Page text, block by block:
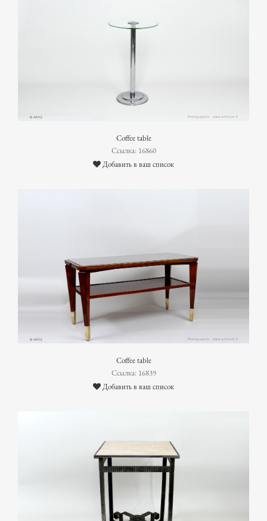
Coffee table
Ссылка: 16860
Добавить в ваш список
Coffee table
Ссылка: 16839
Добавить в ваш список